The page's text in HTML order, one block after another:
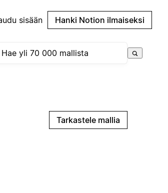
sisään Hanki Notion ilmaiseksi
Tarkastele mallia